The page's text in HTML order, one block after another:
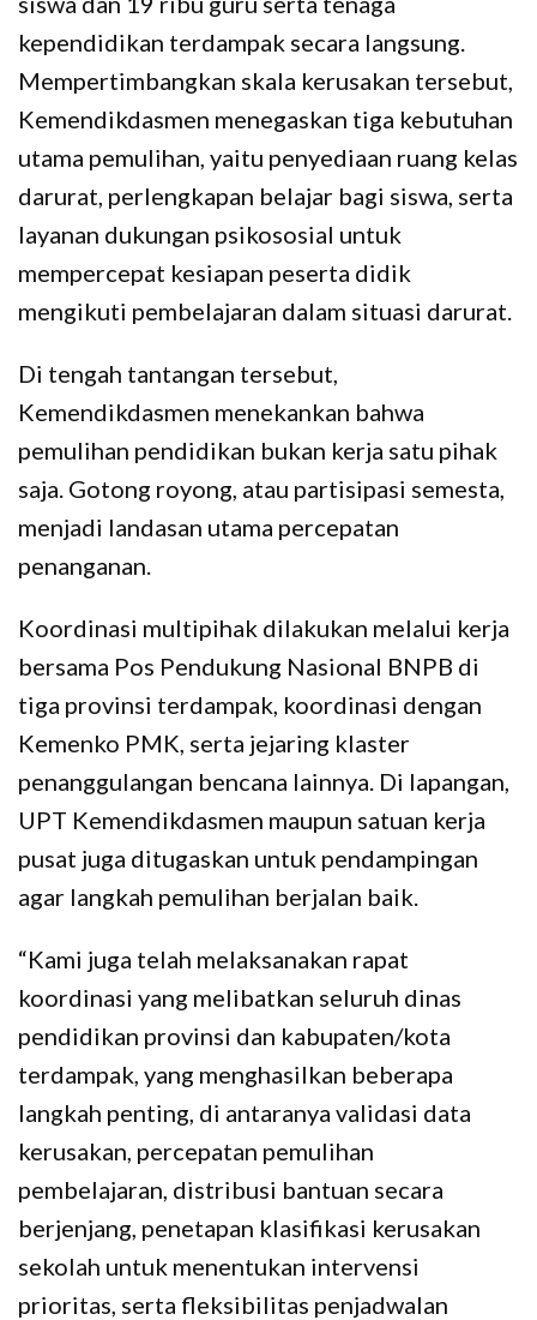
kependidikan terdampak secara langsung.
Mempertimbangkan skala kerusakan tersebut,
Kemendikdasmen menegaskan tiga kebutuhan
utama pemulihan, yaitu penyediaan ruang kelas
darurat, perlengkapan belajar bagi siswa, serta
layanan dukungan psikososial untuk
mempercepat kesiapan peserta didik
mengikuti pembelajaran dalam situasi darurat.
Di tengah tantangan tersebut,
Kemendikdasmen menekankan bahwa
pemulihan pendidikan bukan kerja satu pihak
saja. Gotong royong, atau partisipasi semesta,
menjadi landasan utama percepatan
penanganan.
Koordinasi multipihak dilakukan melalui kerja
bersama Pos Pendukung Nasional BNPB di
tiga provinsi terdampak, koordinasi dengan
Kemenko PMK, serta jejaring klaster
penanggulangan bencana lainnya. Di lapangan,
UPT Kemendikdasmen maupun satuan kerja
pusat juga ditugaskan untuk pendampingan
agar langkah pemulihan berjalan baik.
“Kami juga telah melaksanakan rapat
koordinasi yang melibatkan seluruh dinas
pendidikan provinsi dan kabupaten/kota
terdampak, yang menghasilkan beberapa
langkah penting, di antaranya validasi data
kerusakan, percepatan pemulihan
pembelajaran, distribusi bantuan secara
berjenjang, penetapan klasifikasi kerusakan
sekolah untuk menentukan intervensi
prioritas, serta fleksibilitas penjadwalan